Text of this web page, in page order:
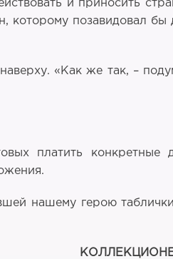
и приносить
позавидовал
«Как же так, –
платить
нашему герою